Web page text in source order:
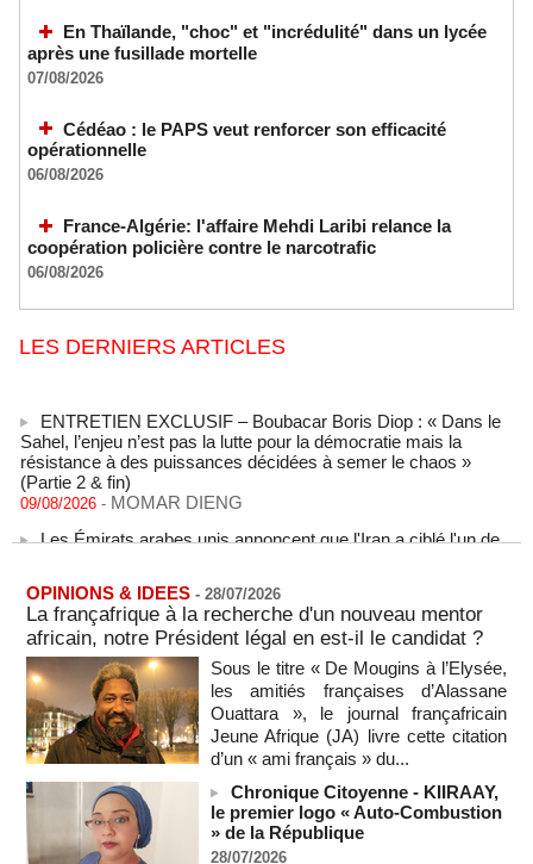
En Thaïlande, "choc" et "incrédulité" dans un lycée
après une fusillade mortelle
07/08/2026
Cédéao : le PAPS veut renforcer son efficacité
opérationnelle
06/08/2026
France-Algérie: l'affaire Mehdi Laribi relance la
coopération policière contre le narcotrafic
06/08/2026
LES DERNIERS ARTICLES
Sahel, l’enjeu n’est pas la lutte pour la démocratie mais la
résistance à des puissances décidées à semer le chaos »
(Partie 2 & fin)
09/08/2026 -MOMAR DIENG
leurs navires avec un missile dans le détroit d'Ormuz
Le bilan des décès liés à la « migration massive » vers
Ceuta s'élève désormais à 14 personnes, selon une autorité
marocaine :
08/08/2026 -
Sénégal - Une revue de presse du 8 août 2026 (Par IA)
08/08/2026 -MOMO ALADJI
SENEGAL - Les Unes de la presse quotidienne du 8/9 août
08/08/2026 -MOMO ALADJI
A Ceuta, les enfants migrants risquent d'être victimes de
maltraitance et d'exploitation, avertissent des ONG
OPINIONS & IDEES - 28/07/2026
La françafrique à la recherche d'un nouveau mentor
africain, notre Président légal en est-il le candidat ?
Sous le titre « De Mougins à l’Elysée,
les amitiés françaises d’Alassane
Ouattara », le journal françafricain
Jeune Afrique (JA) livre cette citation
d’un « ami français » du...
Chronique Citoyenne - KIIRAAY,
le premier logo « Auto-Combustion
» de la République
28/07/2026